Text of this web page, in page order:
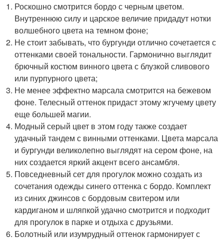
Роскошно смотрится бордо с черным цветом.
Внутреннюю силу и царское величие придадут нотки
волшебного цвета на темном фоне;
Не стоит забывать, что бургунди отлично сочетается с
оттенками своей тональности. Гармонично выглядит
брючный костюм винного цвета с блузкой сливового
или пурпурного цвета;
Не менее эффектно марсала смотрится на бежевом
фоне. Телесный оттенок придаст этому жгучему цвету
еще большей магии.
Модный серый цвет в этом году также создает
удачный тандем с винными оттенками. Цвета марсала
и бургунди великолепно выглядят на сером фоне, на
них создается яркий акцент всего ансамбля.
Повседневный сет для прогулок можно создать из
сочетания одежды синего оттенка с бордо. Комплект
из синих джинсов с бордовым свитером или
кардиганом и шляпкой удачно смотрится и подходит
для прогулок в парке и отдыха с друзьями.
Болотный или изумрудный оттенок гармонирует с